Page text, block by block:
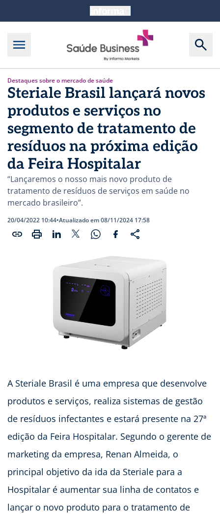
Destaques sobre o mercado de saúde
Steriale Brasil lançará novos
produtos e serviços no
segmento de tratamento de
resíduos na próxima edição
da Feira Hospitalar
“Lançaremos o nosso mais novo produto de
tratamento de resíduos de serviços em saúde no
mercado brasileiro”.
20/04/2022 10:44•Atualizado em 08/11/2024 17:58
A Steriale Brasil é uma empresa que desenvolve
produtos e serviços, realiza sistemas de gestão
de resíduos infectantes e estará presente na 27ª
edição da Feira Hospitalar. Segundo o gerente de
marketing da empresa, Renan Almeida, o
principal objetivo da ida da Steriale para a
Hospitalar é aumentar sua linha de contatos e
lançar o novo produto para o tratamento de